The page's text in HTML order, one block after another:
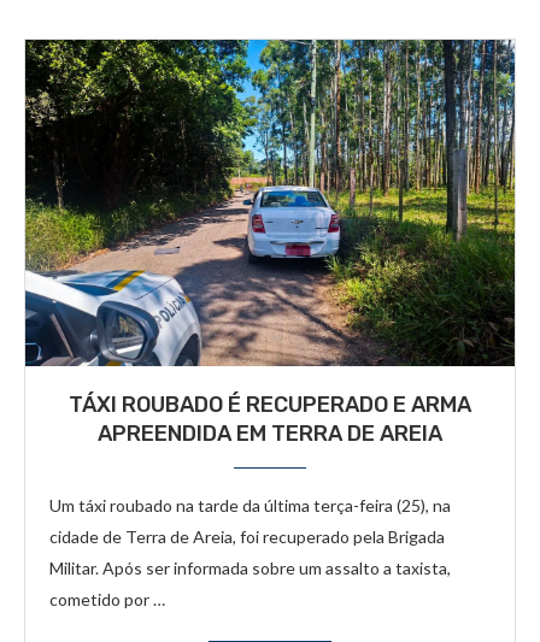
TÁXI ROUBADO É RECUPERADO E ARMA
APREENDIDA EM TERRA DE AREIA
Um táxi roubado na tarde da última terça-feira (25), na
cidade de Terra de Areia, foi recuperado pela Brigada
Militar. Após ser informada sobre um assalto a taxista,
cometido por …